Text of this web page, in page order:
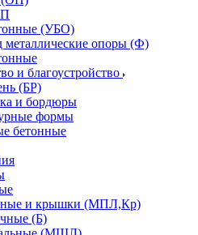
(УБО)
опоры (Ф)
и благоустройство
(БР)
и бордюры
формы
бетонные
и крышки (МПЛ,Кр)
(Б)